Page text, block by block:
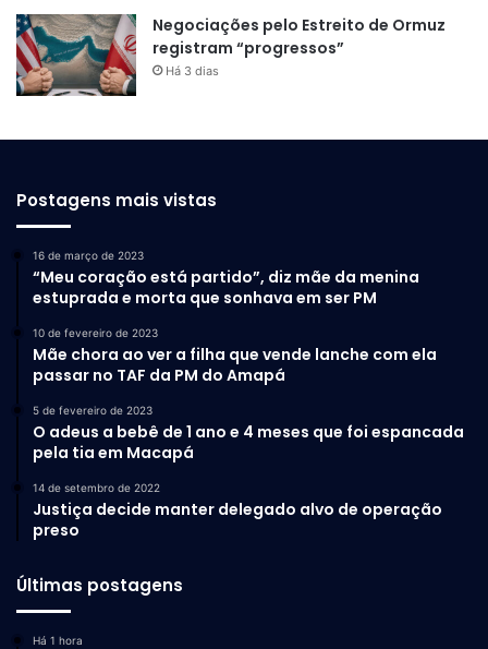
Negociações pelo Estreito de Ormuz
registram “progressos”
Há 3 dias
Postagens mais vistas
16 de março de 2023
“Meu coração está partido”, diz mãe da menina
estuprada e morta que sonhava em ser PM
10 de fevereiro de 2023
Mãe chora ao ver a filha que vende lanche com ela
passar no TAF da PM do Amapá
5 de fevereiro de 2023
O adeus a bebê de 1 ano e 4 meses que foi espancada
pela tia em Macapá
14 de setembro de 2022
Justiça decide manter delegado alvo de operação
preso
Últimas postagens
Há 1 hora